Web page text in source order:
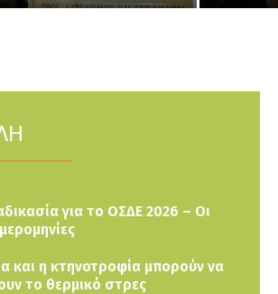
για το ΟΣΔΕ 2026 – Οι
και η κτηνοτροφία μπορούν να
το θερμικό στρες